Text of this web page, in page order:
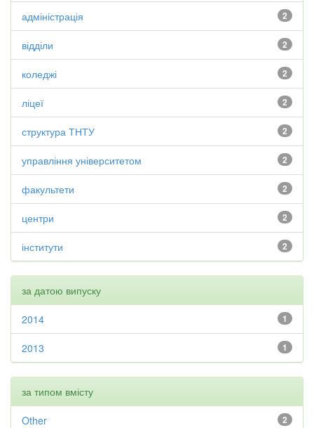
2
адміністрація
2
відділи
2
коледжі
2
ліцеї
2
структура ТНТУ
2
управління університетом
2
факультети
2
центри
2
інститути
за датою випуску
1
2014
1
2013
за типом вмісту
2
Other